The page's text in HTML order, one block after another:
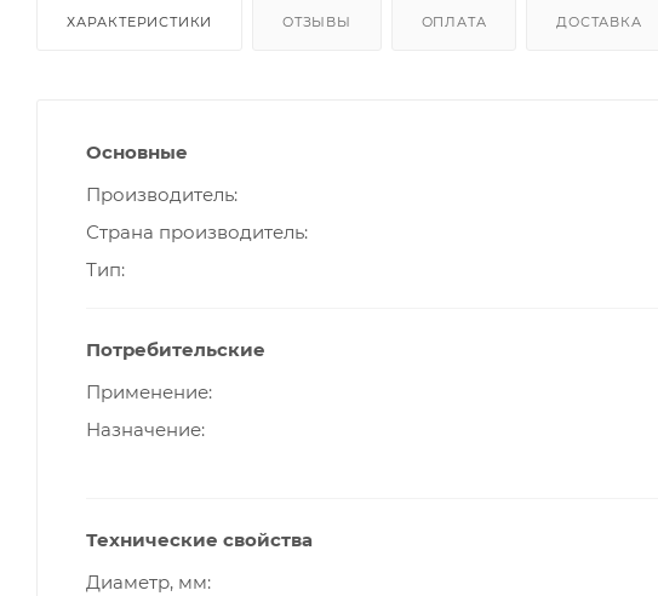
ХАРАКТЕРИСТИКИ ОТЗЫВЫ ОПЛАТА ДОСТАВКА
Основные
Производитель
Страна производитель
Тип
Потребительские
Применение
Назначение
Технические свойства
Диаметр, мм